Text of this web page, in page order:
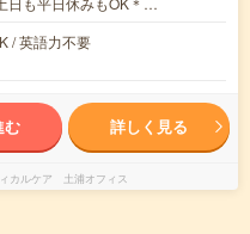
/ 英語力不要
む 詳しく見る
カルケア 土浦オフィス